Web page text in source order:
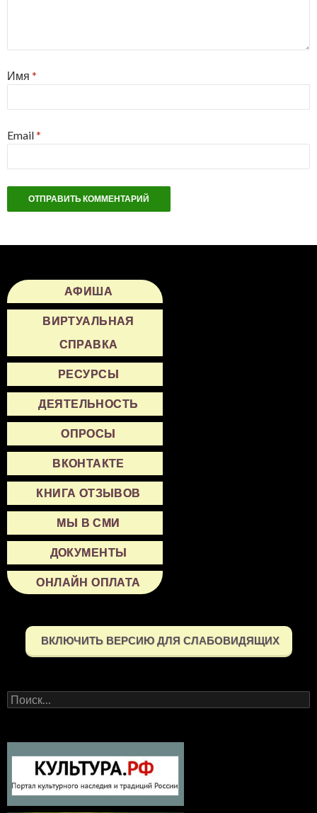
Имя *
Email*
АФИША
ВИРТУАЛЬНАЯ
СПРАВКА
РЕСУРСЫ
ДЕЯТЕЛЬНОСТЬ
ОПРОСЫ
ВКОНТАКТЕ
КНИГА ОТЗЫВОВ
МЫ В СМИ
ДОКУМЕНТЫ
ОНЛАЙН ОПЛАТА
ВКЛЮЧИТЬ ВЕРСИЮ ДЛЯ СЛАБОВИДЯЩИХ
Найти: